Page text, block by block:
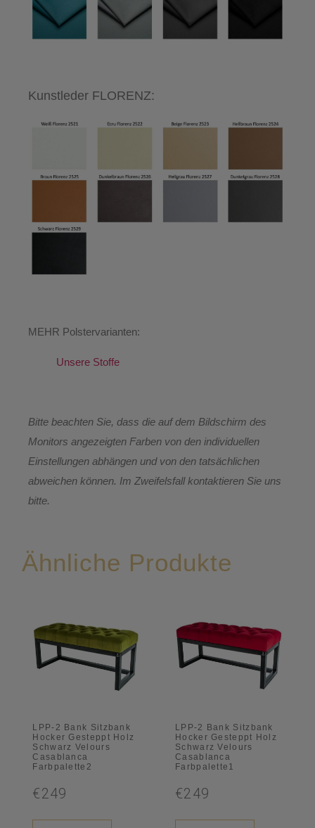
Kunstleder FLORENZ:
MEHR Polstervarianten:
Unsere Stoffe
Bitte beachten Sie, dass die auf dem Bildschirm des
Monitors angezeigten Farben von den individuellen
Einstellungen abhängen und von den tatsächlichen
abweichen können. Im Zweifelsfall kontaktieren Sie uns
bitte.
Ähnliche Produkte
LPP-2 Bank Sitzbank
Hocker Gesteppt Holz
Schwarz Velours
Casablanca
Farbpalette2
€249
LPP-2 Bank Sitzbank
Hocker Gesteppt Holz
Schwarz Velours
Casablanca
Farbpalette1
€249